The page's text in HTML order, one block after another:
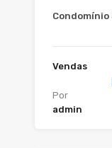
Condomínio
Vendas
Por
admin